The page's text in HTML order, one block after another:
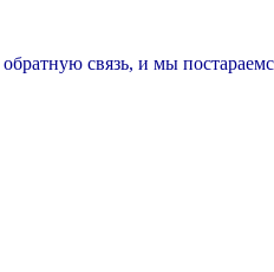
связь, и мы